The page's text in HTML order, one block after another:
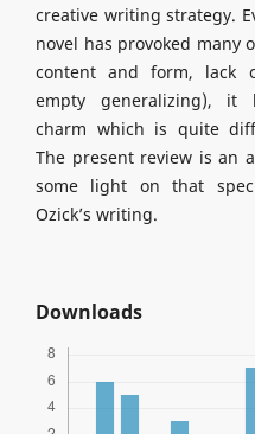
creative writing strategy.
novel has provoked many
content and form, lack
empty generalizing), it
charm which is quite
The present review is an
some light on that
Ozick’s writing.
Downloads